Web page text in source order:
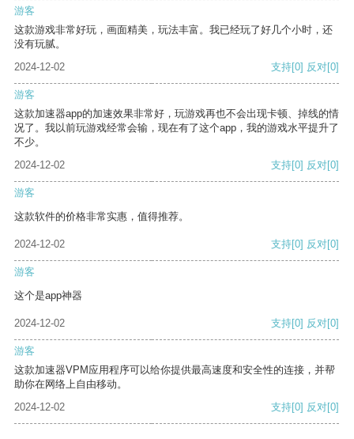
游客
这款游戏非常好玩，画面精美，玩法丰富。我已经玩了好几个小时，还
没有玩腻。
2024-12-02
支持[0] 反对[0]
游客
这款加速器app的加速效果非常好，玩游戏再也不会出现卡顿、掉线的情
况了。我以前玩游戏经常会输，现在有了这个app，我的游戏水平提升了
不少。
2024-12-02
支持[0] 反对[0]
游客
这款软件的价格非常实惠，值得推荐。
2024-12-02 支持[0] 反对[0]
游客
这个是app神器
2024-12-02 支持[0] 反对[0]
游客
这款加速器VPM应用程序可以给你提供最高速度和安全性的连接，并帮
助你在网络上自由移动。
2024-12-02
支持[0] 反对[0]